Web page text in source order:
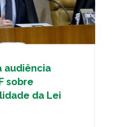
audiência
sobre
da Lei